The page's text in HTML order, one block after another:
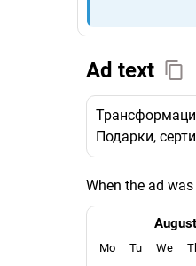
Ad text
Подарки,
When the ad
Mo Tu We